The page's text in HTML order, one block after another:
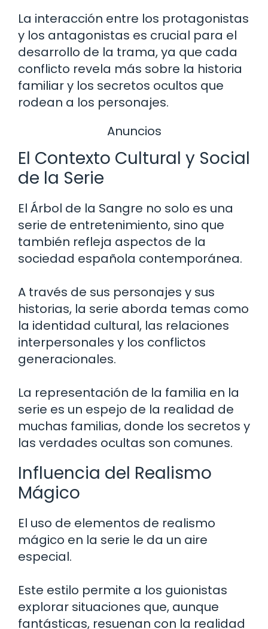
La interacción entre los protagonistas
y los antagonistas es crucial para el
desarrollo de la trama, ya que cada
conflicto revela más sobre la historia
familiar y los secretos ocultos que
rodean a los personajes.
Anuncios
El Contexto Cultural y Social
de la Serie
El Árbol de la Sangre no solo es una
serie de entretenimiento, sino que
también refleja aspectos de la
sociedad española contemporánea.
A través de sus personajes y sus
historias, la serie aborda temas como
la identidad cultural, las relaciones
interpersonales y los conflictos
generacionales.
La representación de la familia en la
serie es un espejo de la realidad de
muchas familias, donde los secretos y
las verdades ocultas son comunes.
Influencia del Realismo
Mágico
El uso de elementos de realismo
mágico en la serie le da un aire
especial.
Este estilo permite a los guionistas
explorar situaciones que, aunque
fantásticas, resuenan con la realidad